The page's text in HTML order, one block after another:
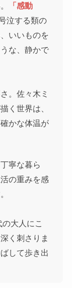
「感動
泣する類の
いいものを
な、静かで
。佐々木ミ
く世界は、
かな体温が
寧な暮ら
の重みを感
大人にこ
く刺さりま
して歩き出